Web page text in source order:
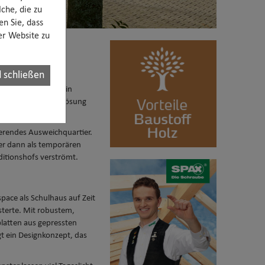
Gymnasium in
die Zwischenlösung
Ausweichquartier.
dann als temporären
verströmt.
als Schulhaus auf Zeit
Mit robustem,
aus gepressten
ein Designkonzept, das
die zu
Sie, dass
Website zu
schließen